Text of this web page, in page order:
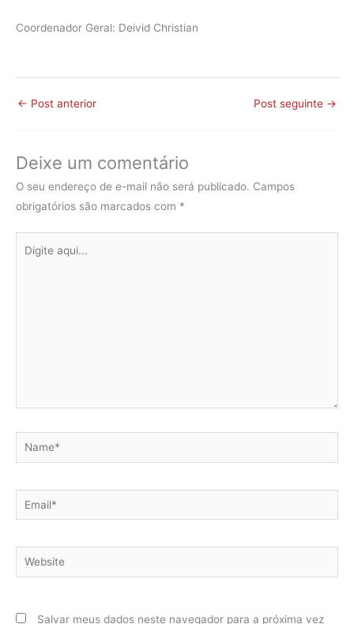
Coordenador Geral: Deivid Christian
← Post anterior Post seguinte →
Deixe um comentário
O seu endereço de e-mail não será publicado. Campos
obrigatórios são marcados com *
aqui...
Name*
Email*
Website
Salvar meus dados neste navegador para a próxima vez